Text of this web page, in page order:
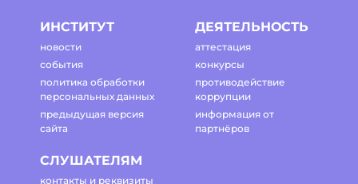
ИНСТИТУТ
новости
события
политика обработки
персональных данных
предыдущая версия
сайта
ДЕЯТЕЛЬНОСТЬ
аттестация
конкурсы
противодействие
коррупции
информация от
партнёров
СЛУШАТЕЛЯМ
контакты и реквизиты